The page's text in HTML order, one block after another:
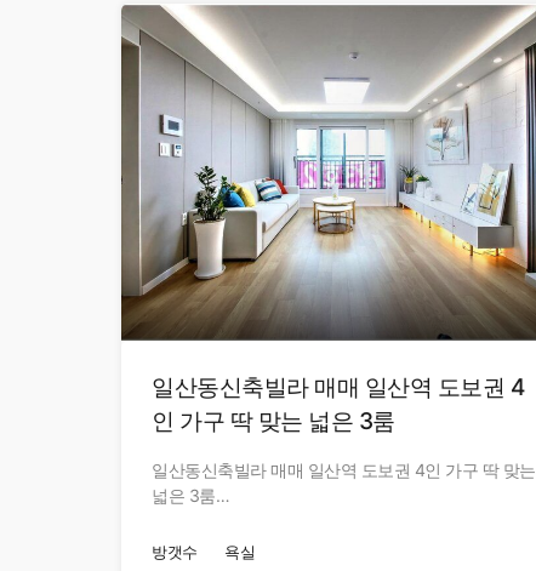
일산동신축빌라 매매 일산역 도보권 4
인 가구 딱 맞는 넓은 3룸
일산동신축빌라 매매 일산역 도보권 4인 가구 딱 맞는
넓은 3룸…
방갯수 욕실